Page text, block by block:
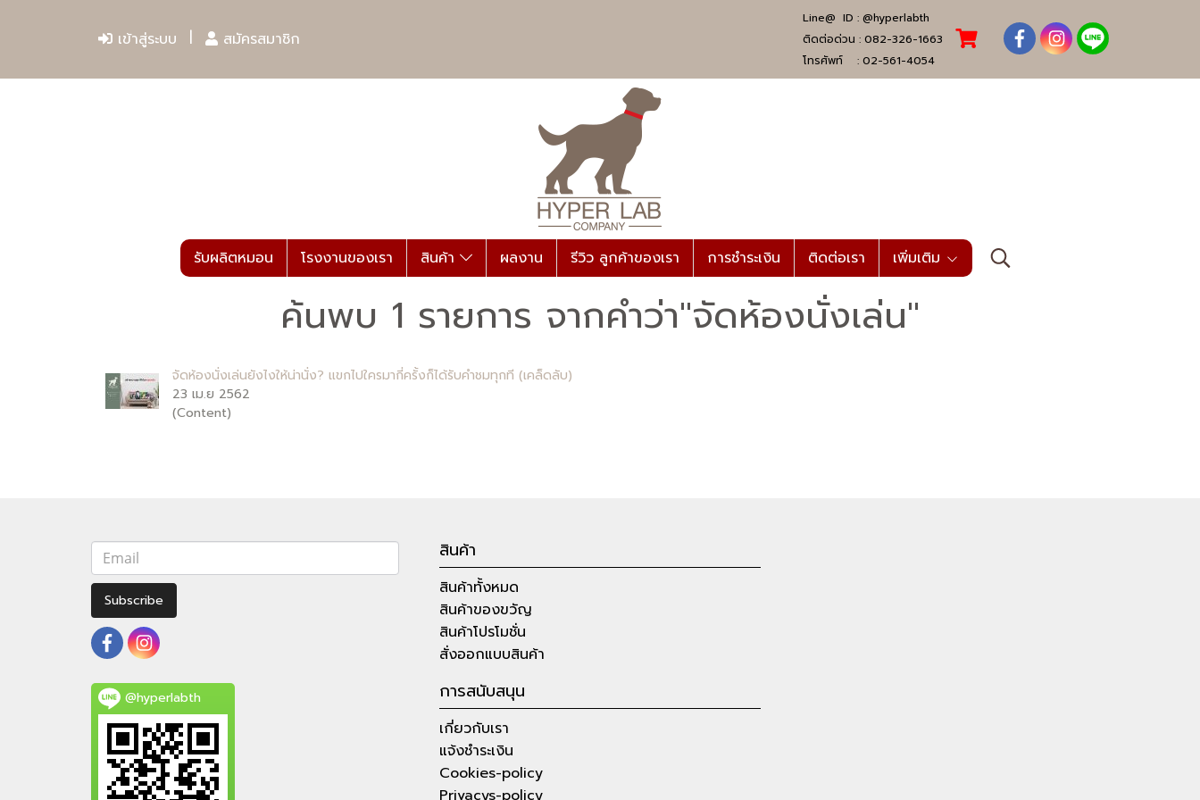
เข้าสู่ระบบ สมัครสมาชิก
Line@ ID : @hyperlabth
ติดต่อด่วน : 082-326-1663
โทรศัพท์ : 02-561-4054
รับผลิตหมอน โรงงานของเรา สินค้า ผลงาน รีวิว ลูกค้าของเรา การชำระเงิน ติดต่อเรา เพิ่มเติม
ค้นพบ 1 รายการ จากคำว่า"จัดห้องนั่งเล่น"
จัดห้องนั่งเล่นยังไงให้น่านั่ง? แขกไปใครมากี่ครั้งก็ได้รับคำชมทุกที (เคล็ดลับ)
23 เม.ย 2562
(Content)
Subscribe
@hyperlabth
สินค้า
สินค้าทั้งหมด
สินค้าของขวัญ
สินค้าโปรโมชั่น
สั่งออกแบบสินค้า
การสนับสนุน
เกี่ยวกับเรา
แจ้งชำระเงิน
Cookies-policy
Privacys-policy